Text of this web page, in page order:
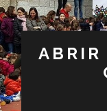
ABRIR